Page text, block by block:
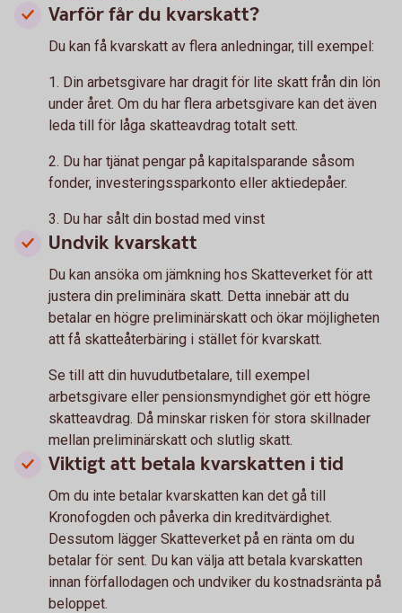
Varför får du kvarskatt?
Du kan få kvarskatt av flera anledningar, till exempel:
1. Din arbetsgivare har dragit för lite skatt från din lön
under året. Om du har flera arbetsgivare kan det även
leda till för låga skatteavdrag totalt sett.
2. Du har tjänat pengar på kapitalsparande såsom
fonder, investeringssparkonto eller aktiedepåer.
3. Du har sålt din bostad med vinst
Undvik kvarskatt
Du kan ansöka om jämkning hos Skatteverket för att
justera din preliminära skatt. Detta innebär att du
betalar en högre preliminärskatt och ökar möjligheten
att få skatteåterbäring i stället för kvarskatt.
Se till att din huvudutbetalare, till exempel
arbetsgivare eller pensionsmyndighet gör ett högre
skatteavdrag. Då minskar risken för stora skillnader
mellan preliminärskatt och slutlig skatt.
Viktigt att betala kvarskatten i tid
Om du inte betalar kvarskatten kan det gå till
Kronofogden och påverka din kreditvärdighet.
Dessutom lägger Skatteverket på en ränta om du
betalar för sent. Du kan välja att betala kvarskatten
innan förfallodagen och undviker du kostnadsränta på
beloppet.